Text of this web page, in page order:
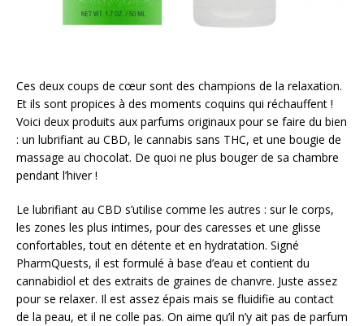
Ces deux coups de cœur sont des champions de la relaxation.
Et ils sont propices à des moments coquins qui réchauffent !
Voici deux produits aux parfums originaux pour se faire du bien
: un lubrifiant au CBD, le cannabis sans THC, et une bougie de
massage au chocolat. De quoi ne plus bouger de sa chambre
pendant l’hiver !
Le lubrifiant au CBD s’utilise comme les autres : sur le corps,
les zones les plus intimes, pour des caresses et une glisse
confortables, tout en détente et en hydratation. Signé
PharmQuests, il est formulé à base d’eau et contient du
cannabidiol et des extraits de graines de chanvre. Juste assez
pour se relaxer. Il est assez épais mais se fluidifie au contact
de la peau, et il ne colle pas. On aime qu’il n’y ait pas de parfum